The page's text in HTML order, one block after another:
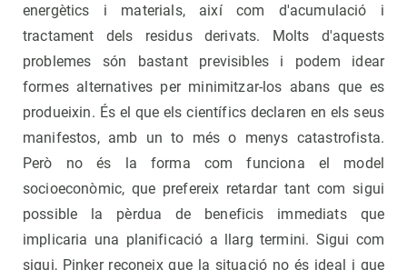
energètics i materials, així com d'acumulació i
tractament dels residus derivats. Molts d'aquests
problemes són bastant previsibles i podem idear
formes alternatives per minimitzar-los abans que es
produeixin. És el que els científics declaren en els seus
manifestos, amb un to més o menys catastrofista.
Però no és la forma com funciona el model
socioeconòmic, que prefereix retardar tant com sigui
possible la pèrdua de beneficis immediats que
implicaria una planificació a llarg termini. Sigui com
sigui, Pinker reconeix que la situació no és ideal i que